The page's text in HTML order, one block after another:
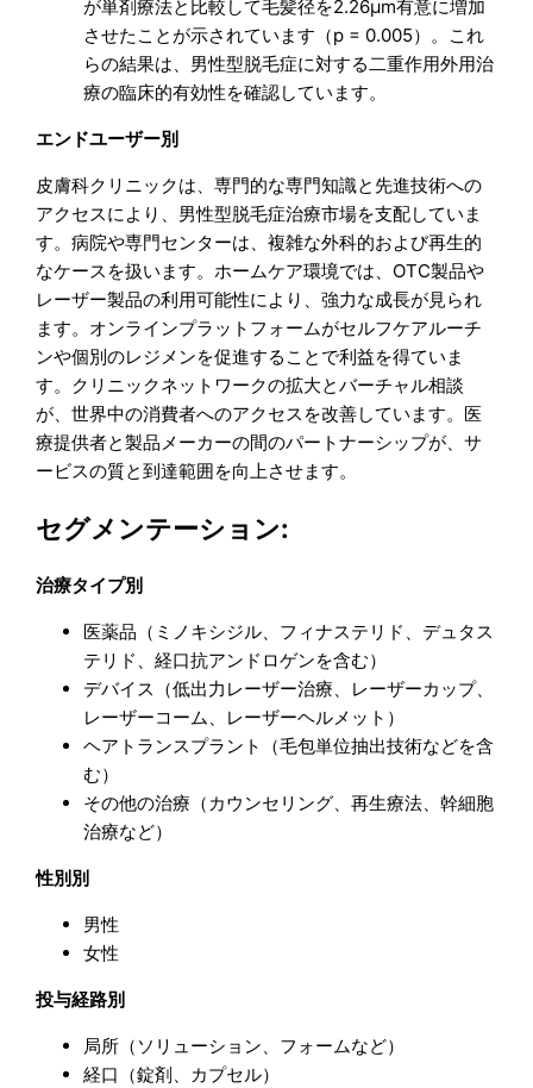
が単剤療法と比較して毛髪径を2.26µm有意に増加
させたことが示されています（p = 0.005）。これ
らの結果は、男性型脱毛症に対する二重作用外用治
療の臨床的有効性を確認しています。
エンドユーザー別
皮膚科クリニックは、専門的な専門知識と先進技術への
アクセスにより、男性型脱毛症治療市場を支配していま
す。病院や専門センターは、複雑な外科的および再生的
なケースを扱います。ホームケア環境では、OTC製品や
レーザー製品の利用可能性により、強力な成長が見られ
ます。オンラインプラットフォームがセルフケアルーチ
ンや個別のレジメンを促進することで利益を得ていま
す。クリニックネットワークの拡大とバーチャル相談
が、世界中の消費者へのアクセスを改善しています。医
療提供者と製品メーカーの間のパートナーシップが、サ
ービスの質と到達範囲を向上させます。
セグメンテーション:
治療タイプ別
医薬品（ミノキシジル、フィナステリド、デュタス
テリド、経口抗アンドロゲンを含む）
デバイス（低出力レーザー治療、レーザーカップ、
レーザーコーム、レーザーヘルメット）
ヘアトランスプラント（毛包単位抽出技術などを含
む）
その他の治療（カウンセリング、再生療法、幹細胞
治療など）
性別別
男性
女性
投与経路別
局所（ソリューション、フォームなど）
経口（錠剤、カプセル）